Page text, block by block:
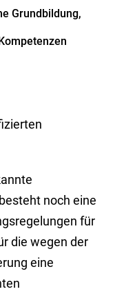
Grundbildung,
noch eine
für
die wegen der
eine